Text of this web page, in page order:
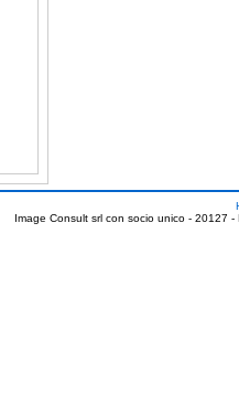
Image Consult srl con socio unico - 20127